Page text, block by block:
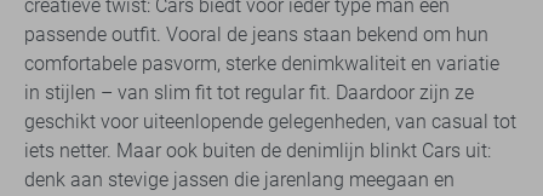
creatieve twist: Cars biedt voor ieder type man een
passende outfit. Vooral de jeans staan bekend om hun
comfortabele pasvorm, sterke denimkwaliteit en variatie
in stijlen – van slim fit tot regular fit. Daardoor zijn ze
geschikt voor uiteenlopende gelegenheden, van casual tot
iets netter. Maar ook buiten de denimlijn blinkt Cars uit:
denk aan stevige jassen die jarenlang meegaan en